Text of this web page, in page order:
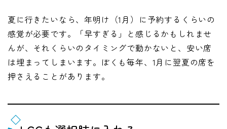
夏に行きたいなら、年明け（1月）に予約するくらいの
感覚が必要です。「早すぎる」と感じるかもしれませ
んが、それくらいのタイミングで動かないと、安い席
は埋まってしまいます。ぼくも毎年、1月に翌夏の席を
押さえることがあります。